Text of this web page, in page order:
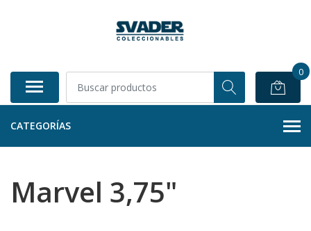
0
CATEGORÍAS
Marvel 3,75"